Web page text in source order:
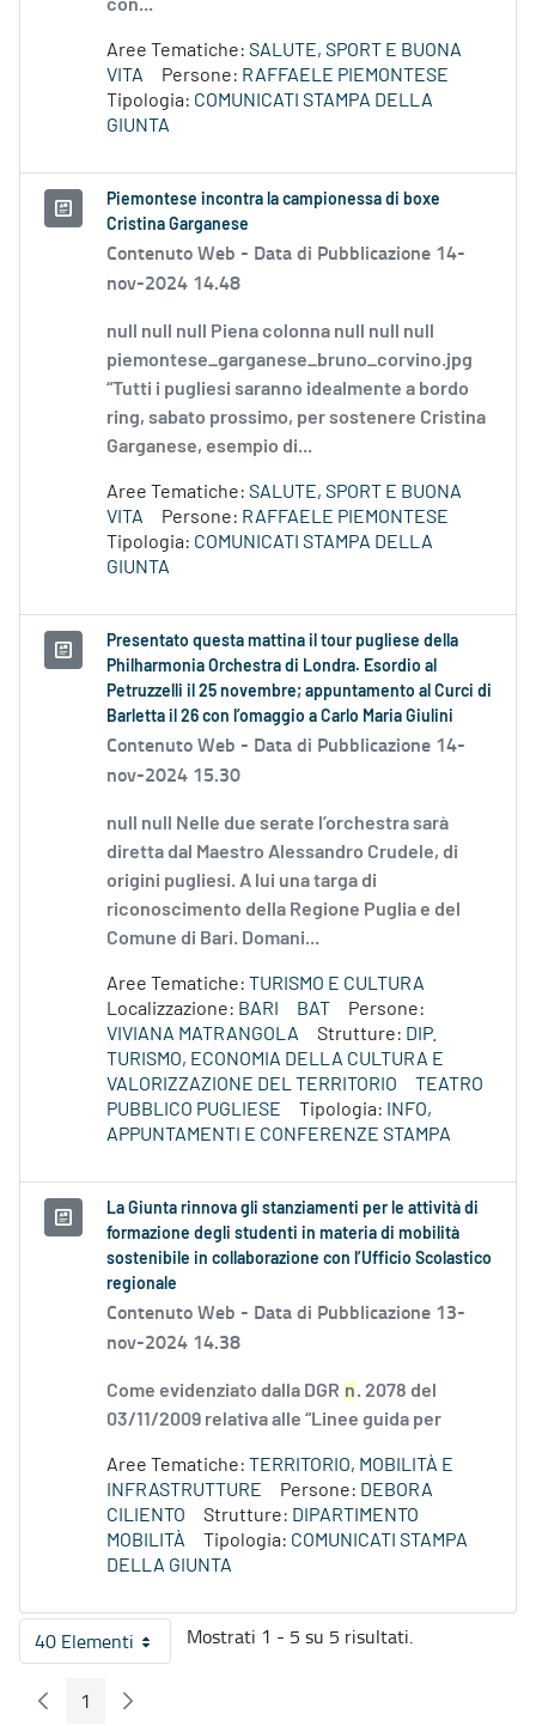
con...
Aree Tematiche: SALUTE, SPORT E BUONA
VITA
Persone: RAFFAELE PIEMONTESE
Tipologia: COMUNICATI STAMPA DELLA
GIUNTA
Piemontese incontra la campionessa di boxe
Cristina Garganese
Contenuto Web - Data di Pubblicazione 14-
nov-2024 14.48
null null null Piena colonna null null null
piemontese_garganese_bruno_corvino.jpg
“Tutti i pugliesi saranno idealmente a bordo
ring, sabato prossimo, per sostenere Cristina
Garganese, esempio di...
Aree Tematiche: SALUTE, SPORT E BUONA
VITA
Persone: RAFFAELE PIEMONTESE
Tipologia: COMUNICATI STAMPA DELLA
GIUNTA
Presentato questa mattina il tour pugliese della
Philharmonia Orchestra di Londra. Esordio al
Petruzzelli il 25 novembre; appuntamento al Curci di
Barletta il 26 con l’omaggio a Carlo Maria Giulini
Contenuto Web - Data di Pubblicazione 14-
nov-2024 15.30
null null Nelle due serate l’orchestra sarà
diretta dal Maestro Alessandro Crudele, di
origini pugliesi. A lui una targa di
riconoscimento della Regione Puglia e del
Comune di Bari. Domani...
Aree Tematiche: TURISMO E CULTURA
Localizzazione: BARI BAT
Persone:
VIVIANA MATRANGOLA
Strutture: DIP.
TURISMO, ECONOMIA DELLA CULTURA E
VALORIZZAZIONE DEL TERRITORIO
TEATRO
PUBBLICO PUGLIESE
Tipologia:
INFO,
APPUNTAMENTI E CONFERENZE STAMPA
La Giunta rinnova gli stanziamenti per le attività di
formazione degli studenti in materia di mobilità
sostenibile in collaborazione con l’Ufficio Scolastico
regionale
Contenuto Web - Data di Pubblicazione 13-
nov-2024 14.38
Come evidenziato dalla DGR n. 2078 del
03/11/2009 relativa alle “Linee guida per
Aree Tematiche: TERRITORIO, MOBILITÀ E
INFRASTRUTTURE
Persone: DEBORA
CILIENTO
Strutture: DIPARTIMENTO
MOBILITÀ
Tipologia: COMUNICATI STAMPA
DELLA GIUNTA
40 ElementiPer pagina
Mostrati 1 - 5 su 5 risultati.
Pagina Precedente
Pagina
1 Pagina Seguente